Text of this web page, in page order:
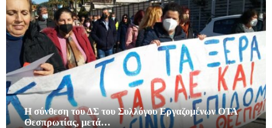
Η σύνθεση του ΔΣ του Συλλόγου Εργαζομένων ΟΤΑ
Θεσπρωτίας, μετά…